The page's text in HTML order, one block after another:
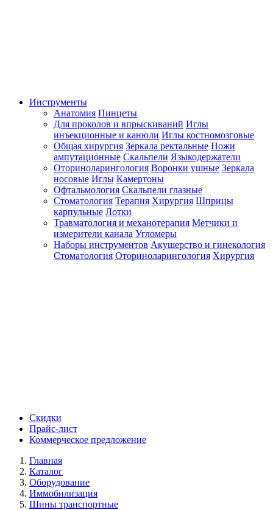
Инструменты
Анатомия Пинцеты
Для проколов и впрыскиваний Иглы
инъекционные и канюли Иглы костномозговые
Общая хирургия Зеркала ректальные Ножи
ампутационные Скальпели Языкодержатели
Оториноларингология Воронки ушные Зеркала
носовые Иглы Камертоны
Офтальмология Скальпели глазные
Стоматология Терапия Хирургия Шприцы
карпульные Лотки
Травматология и механотерапия Метчики и
измерители канала Угломеры
Наборы инструментов Акушерство и гинекология
Стоматология Оториноларингология Хирургия
Скидки
Прайс-лист
Коммерческое предложение
Главная
Каталог
Оборудование
Иммобилизация
Шины транспортные